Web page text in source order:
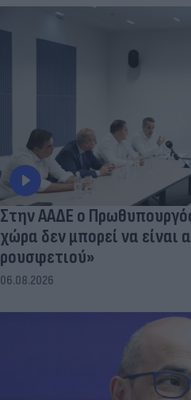
Στην ΑΑΔΕ ο
χώρα δεν μπορεί να είναι
ρουσφετιού»
06.08.2026